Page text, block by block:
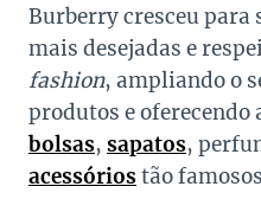
Burberry cresceu para
mais desejadas e
fashion, ampliando o
produtos e oferecendo
bolsas, sapatos,
acessóriostão